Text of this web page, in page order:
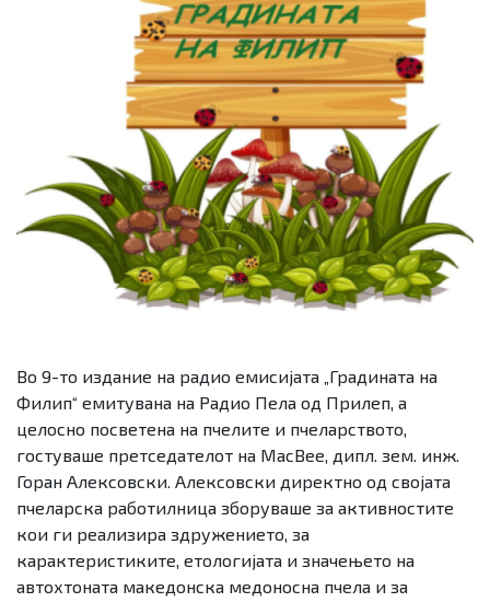
Во 9-то издание на радио емисијата „Градината на
Филип“ емитувана на Радио Пела од Прилеп, а
целосно посветена на пчелите и пчеларството,
гостуваше прeтседателот на MacBee, дипл. зем. инж.
Горан Алексовски. Алексовски директно од својата
пчеларска работилница зборуваше за активностите
кои ги реализира здружението, за
карактеристиките, етологијата и значењето на
автохтоната македонска медоносна пчела и за